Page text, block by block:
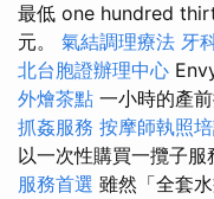
最低 one hundred
元。 氣結調理療法 牙
北台胞證辦理中心
外燴茶點 一小時的產
抓姦服務 按摩師執照培
以一次性購買一攬子服
服務首選 雖然「全套